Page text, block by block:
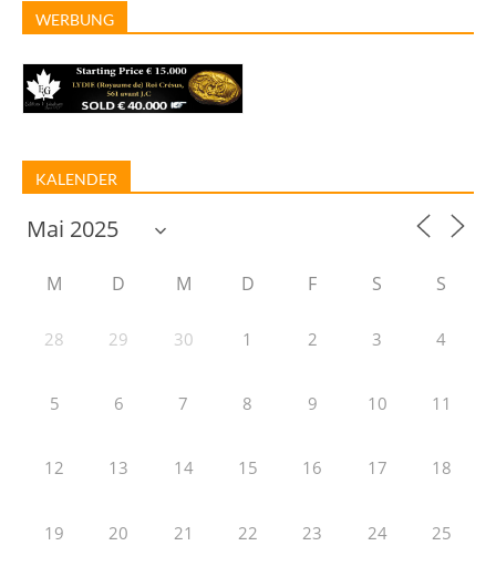
WERBUNG
KALENDER
M D M D F S S
28 29 30 1 2 3 4
5 6 7 8 9 10 11
12 13 14 15 16 17 18
19 20 21 22 23 24 25